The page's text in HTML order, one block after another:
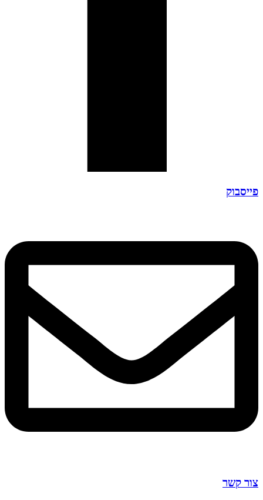
פייסבוק
צור קשר